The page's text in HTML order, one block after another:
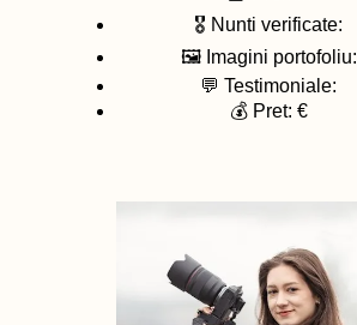
🎖️ Nunti verificate:
🖼️ Imagini portofoliu:
💬 Testimoniale:
💰 Pret: €